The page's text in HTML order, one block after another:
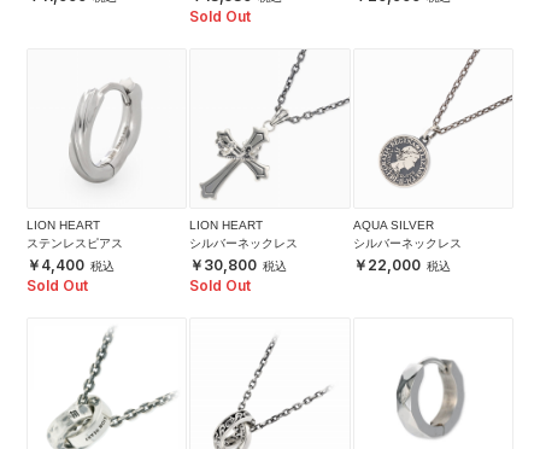
Sold Out
LION HEART
ステンレスピアス
4,400
Sold Out
LION HEART
シルバーネックレス
30,800
Sold Out
AQUA SILVER
シルバーネックレス
22,000